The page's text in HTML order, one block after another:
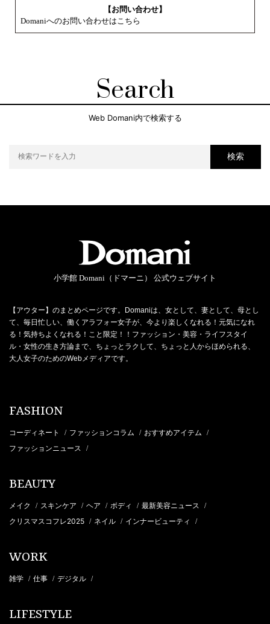
【お問い合わせ】
Domaniへのお問い合わせはこちら
Search
Web Domani内で検索する
検索
小学館 Domani（ドマーニ） 公式ウェブサイト
【アウター】のまとめページです。Domaniは、女として、妻として、母とし
て、毎日忙しい、働くアラフォー女子が、今より楽しくなれる！元気になれ
る！気持ちよくなれる！こと限定！！ファッション・美容・ライフスタイ
ル・女性の生き方論まで、ちょっとラクして、ちょっと人からほめられる、
大人女子のためのWebメディアです。
FASHION
コーディネート / ファッションコラム / おすすめアイテム /
ファッションニュース /
BEAUTY
メイク / スキンケア / ヘア / ボディ / 最新美容ニュース /
クリスマスコフレ2025 / ネイル / インナービューティ /
WORK
雑学 / 仕事 / デジタル /
LIFESTYLE